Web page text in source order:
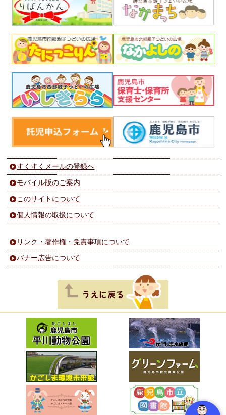
すくすくメールの登録へ
モバイル版のご案内
このサイトについて
個人情報の取扱について
リンク・著作権・免責事項について
バナー広告について